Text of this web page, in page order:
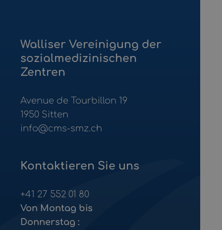
Walliser Vereinigung der
sozialmedizinischen
Zentren
Avenue de Tourbillon 19
1950 Sitten
info@cms-smz.ch
Kontaktieren Sie uns
+41 27 552 01 80
Von Montag bis
Donnerstag :